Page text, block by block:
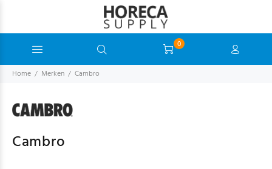
0
Home Merken Cambro
Cambro